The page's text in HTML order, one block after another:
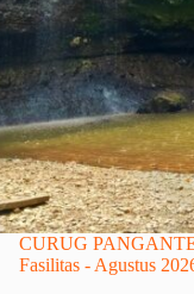
CURUG
Fasilitas - Agustus